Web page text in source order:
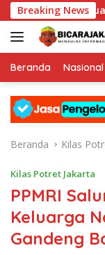
Langsung
ke
konten
Breaking News
Perkuat
Beranda Nasional
Beranda Kilas
Kilas Potret Jakarta
PPMRI
Keluarga
Gandeng